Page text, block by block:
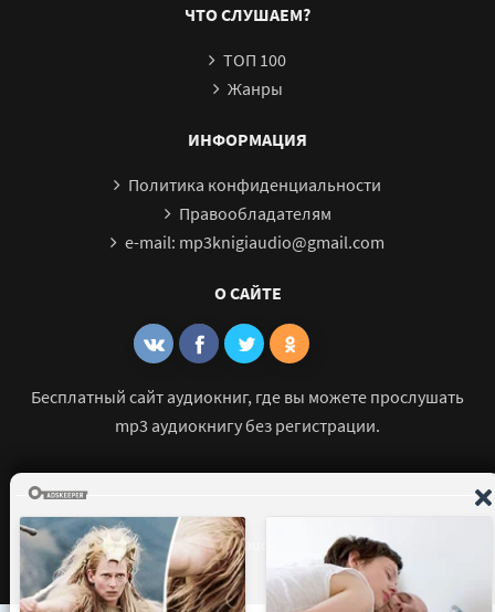
ЧТО СЛУШАЕМ?
ТОП 100
Жанры
ИНФОРМАЦИЯ
Политика конфиденциальности
Правообладателям
e-mail: mp3knigiaudio@gmail.com
О САЙТЕ
Бесплатный сайт аудиокниг, где вы можете прослушать
mp3 аудиокнигу без регистрации.
© 2021 - 2026 mp3-knigi-audio.com Все права защищены